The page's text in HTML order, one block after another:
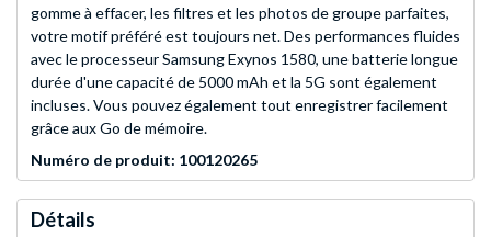
gomme à effacer, les filtres et les photos de groupe parfaites,
votre motif préféré est toujours net. Des performances fluides
avec le processeur Samsung Exynos 1580, une batterie longue
durée d'une capacité de 5000 mAh et la 5G sont également
incluses. Vous pouvez également tout enregistrer facilement
grâce aux Go de mémoire.
Numéro de produit: 100120265
Détails